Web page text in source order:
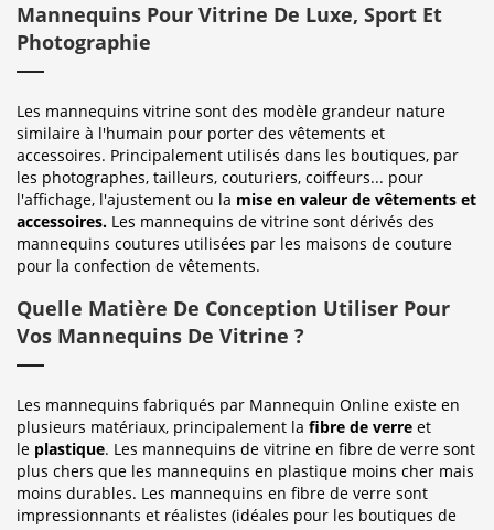
Mannequins Pour Vitrine De Luxe, Sport Et
Photographie
Les mannequins vitrine sont des modèle grandeur nature
similaire à l'humain pour porter des vêtements et
accessoires. Principalement utilisés dans les boutiques, par
les photographes, tailleurs, couturiers, coiffeurs... pour
l'affichage, l'ajustement ou la mise en valeur de vêtements et
accessoires. Les mannequins de vitrine sont dérivés des
mannequins coutures utilisées par les maisons de couture
pour la confection de vêtements.
Quelle Matière De Conception Utiliser Pour
Vos Mannequins De Vitrine ?
Les mannequins fabriqués par Mannequin Online existe en
plusieurs matériaux, principalement la fibre de verre et
le plastique. Les mannequins de vitrine en fibre de verre sont
plus chers que les mannequins en plastique moins cher mais
moins durables. Les mannequins en fibre de verre sont
impressionnants et réalistes (idéales pour les boutiques de